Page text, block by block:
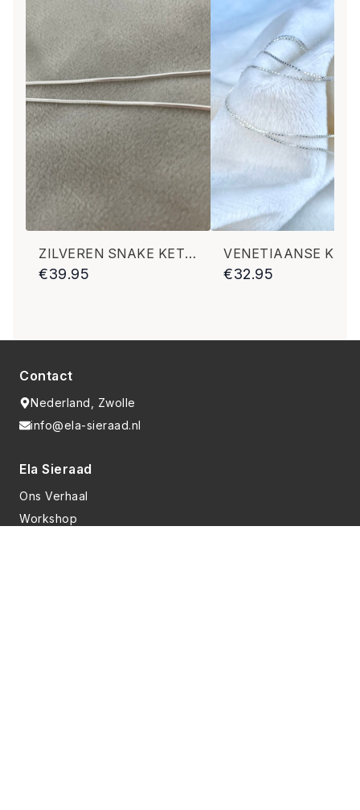
ZILVEREN SNAKE KETTING 45 CM
€39.95 €32.95
Contact
Nederland, Zwolle
info@ela-sieraad.nl
Ela Sieraad
Ons Verhaal
Workshop